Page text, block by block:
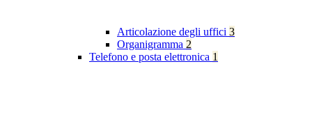
Articolazione degli uffici 3
Organigramma 2
Telefono e posta elettronica 1